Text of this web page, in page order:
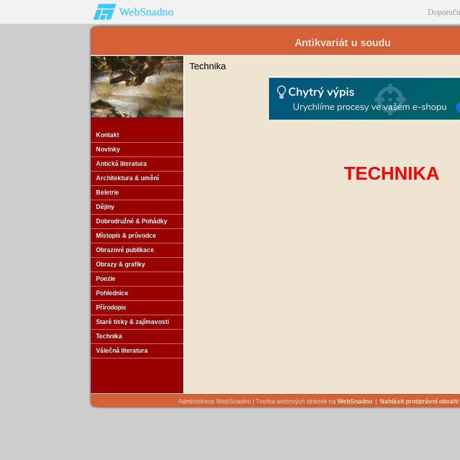
WebSnadno
Antikvariát u soudu
Kontakt
Novinky
Antická literatura
Architektura & umění
Beletrie
Dějiny
Dobrodružné & Pohádky
Místopis & průvodce
Obrazové publikace
Obrazy & grafiky
Poezie
Pohlednice
Přírodopis
Staré tisky & zajímavosti
Technika
Válečná literatura
Technika
TECHNIKA
Administrace WebSnadno Tvorba webových stránek na WebSnadno Nahlásit protiprávní obsah!